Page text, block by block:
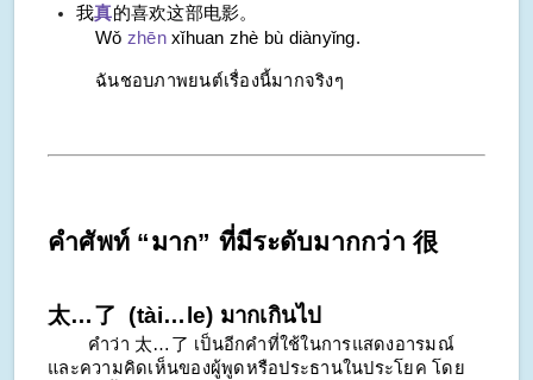
我真的喜欢这部电影。
Wǒ zhēnxǐhuan zhè bù diànyǐng.
ฉันชอบภาพยนต์เรื่องนี้มากจริงๆ
คำศัพท์​ “มาก” ที่มีระดับมากกว่า 很
太…了 (tài…le) มากเกินไป
คำว่า 太…了 เป็นอีกคำที่ใช้ในการแสดงอารมณ์
และความคิดเห็นของผู้พูดหรือประธานในประโยค โดย